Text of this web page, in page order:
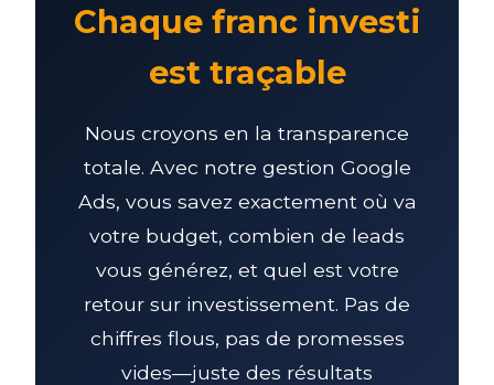
Chaque franc investi
est traçable
Nous croyons en la transparence
totale. Avec notre gestion Google
Ads, vous savez exactement où va
votre budget, combien de leads
vous générez, et quel est votre
retour sur investissement. Pas de
chiffres flous, pas de promesses
vides—juste des résultats